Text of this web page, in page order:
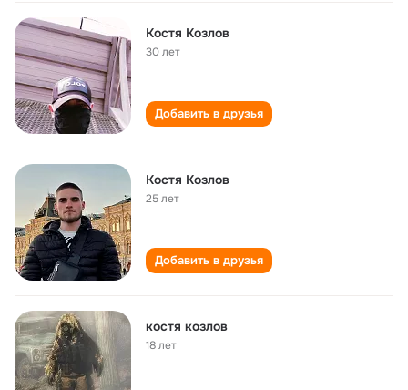
Костя Козлов
30 лет
Добавить в друзья
Костя Козлов
25 лет
Добавить в друзья
костя козлов
18 лет